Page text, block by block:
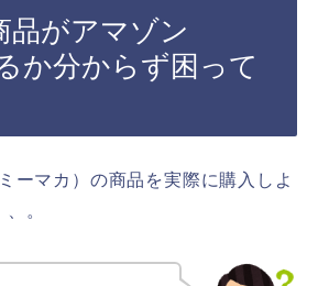
品がアマゾン
か分からず困って
ーマカ）の商品を実際に購入しよ
。